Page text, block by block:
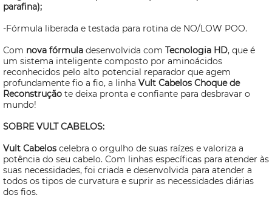
parafina);
-Fórmula liberada e testada para rotina de NO/LOW POO.
Com nova fórmula desenvolvida com Tecnologia HD, que é
um sistema inteligente composto por aminoácidos
reconhecidos pelo alto potencial reparador que agem
profundamente fio a fio, a linha Vult Cabelos Choque de
Reconstrução te deixa pronta e confiante para desbravar o
mundo!
SOBRE VULT CABELOS:
Vult Cabelos celebra o orgulho de suas raízes e valoriza a
potência do seu cabelo. Com linhas específicas para atender às
suas necessidades, foi criada e desenvolvida para atender a
todos os tipos de curvatura e suprir as necessidades diárias
dos fios.